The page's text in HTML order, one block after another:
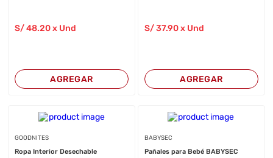
S/48.20 x Und
AGREGAR
S/37.90x Und
AGREGAR
GOODNITES
Ropa Interior Desechable
BABYSEC
Pañales para Bebé BABYSEC